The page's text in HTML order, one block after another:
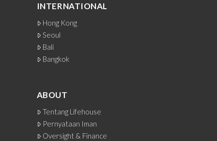
INTERNATIONAL
Hong Kong
Seoul
Bali
Bangkok
ABOUT
Tentang Lifehouse
Pernyataan Iman
Oversight & Finance